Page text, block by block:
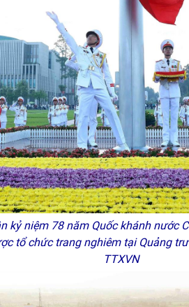
kỷ niệm 78 năm Quốc khánh nước
tổ chức trang nghiêm tại Quảng
TTXVN